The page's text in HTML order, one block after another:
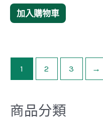
商品分類
加入購物車
1 2 3 →